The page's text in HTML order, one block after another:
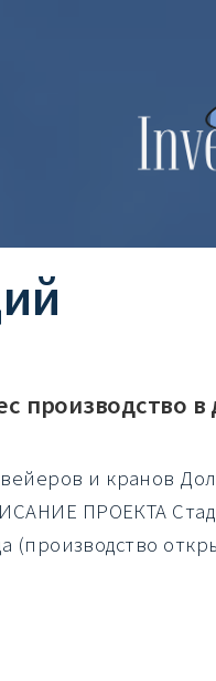
производство
и кранов
ПРОЕКТА
(производство